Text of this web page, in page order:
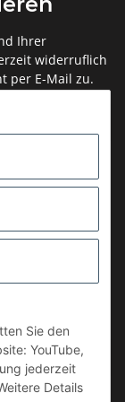
Sie den
YouTube,
jederzeit
Details
Ihrer
widerruflich
per E-Mail zu.